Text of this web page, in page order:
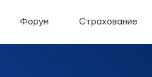
Форум Страхование